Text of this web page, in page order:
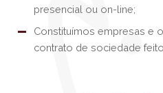
presencial ou on-line;
Constituímos empresas e
contrato de sociedade